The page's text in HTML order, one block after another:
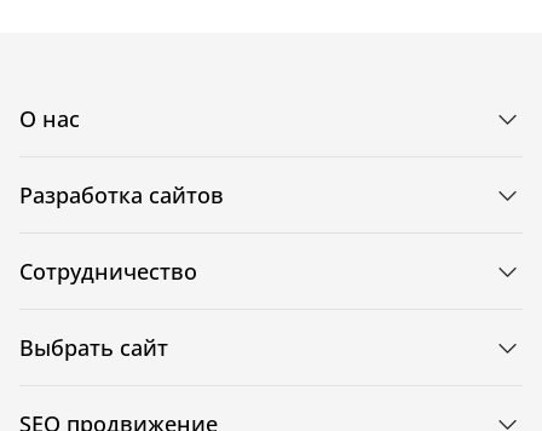
О нас
Разработка сайтов
Сотрудничество
Выбрать сайт
SEO продвижение